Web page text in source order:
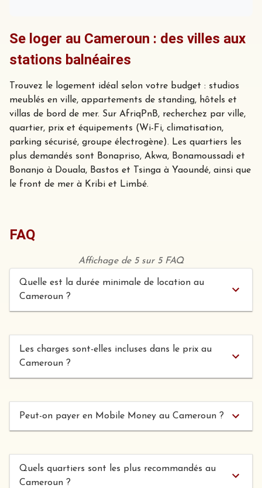
Se loger au Cameroun : des villes aux
stations balnéaires
Trouvez le logement idéal selon votre budget : studios
meublés en ville, appartements de standing, hôtels et
villas de bord de mer. Sur AfriqPnB, recherchez par ville,
quartier, prix et équipements (Wi-Fi, climatisation,
parking sécurisé, groupe électrogène). Les quartiers les
plus demandés sont Bonapriso, Akwa, Bonamoussadi et
Bonanjo à Douala, Bastos et Tsinga à Yaoundé, ainsi que
le front de mer à Kribi et Limbé.
FAQ
Affichage de 5 sur 5 FAQ
Quelle est la durée minimale de location au
Cameroun ?
Les charges sont-elles incluses dans le prix au
Cameroun ?
Peut-on payer en Mobile Money au Cameroun ?
Quels quartiers sont les plus recommandés au
Cameroun ?